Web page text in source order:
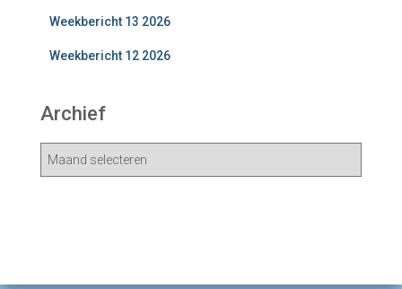
Weekbericht 13 2026
Weekbericht 12 2026
Archief